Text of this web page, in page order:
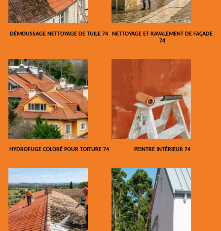
DÉMOUSSAGE NETTOYAGE DE TUILE 74
NETTOYAGE ET RAVALEMENT DE FAÇADE
74
HYDROFUGE COLORÉ POUR TOITURE 74 PEINTRE INTÉRIEUR 74